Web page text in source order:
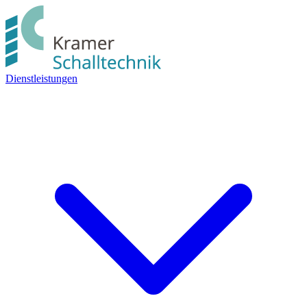
Dienstleistungen